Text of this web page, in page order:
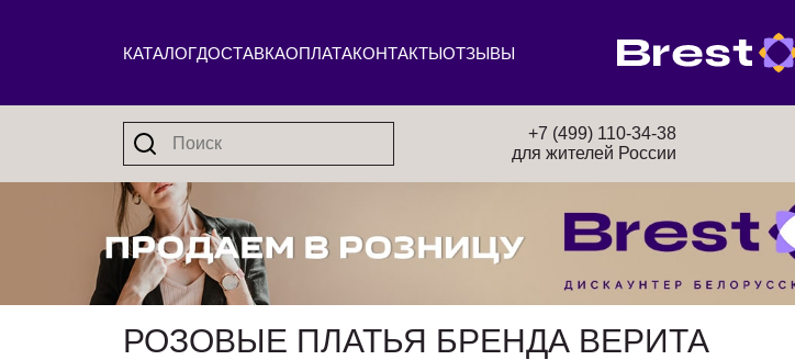
КАТАЛОГДОСТАВКАОПЛАТАКОНТАКТЫОТЗЫВЫ
+7 (499) 110-34-38
для жителей России
РОЗОВЫЕ ПЛАТЬЯ БРЕНДА ВЕРИТА